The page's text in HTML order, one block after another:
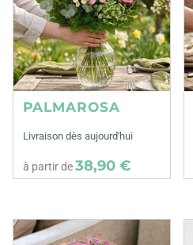
PALMAROSA
Livraison dès aujourd'hui
à partir de38,90 €